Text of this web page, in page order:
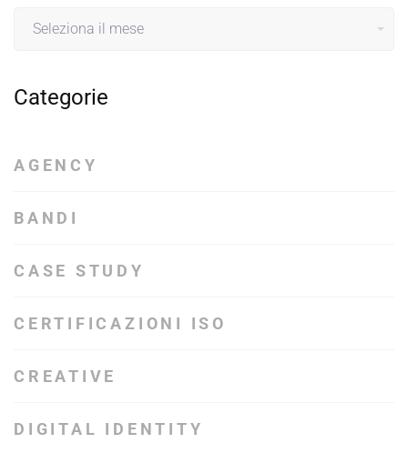
Categorie
AGENCY
BANDI
CASE STUDY
CERTIFICAZIONI ISO
CREATIVE
DIGITAL IDENTITY